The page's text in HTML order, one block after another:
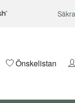
Önskelistan